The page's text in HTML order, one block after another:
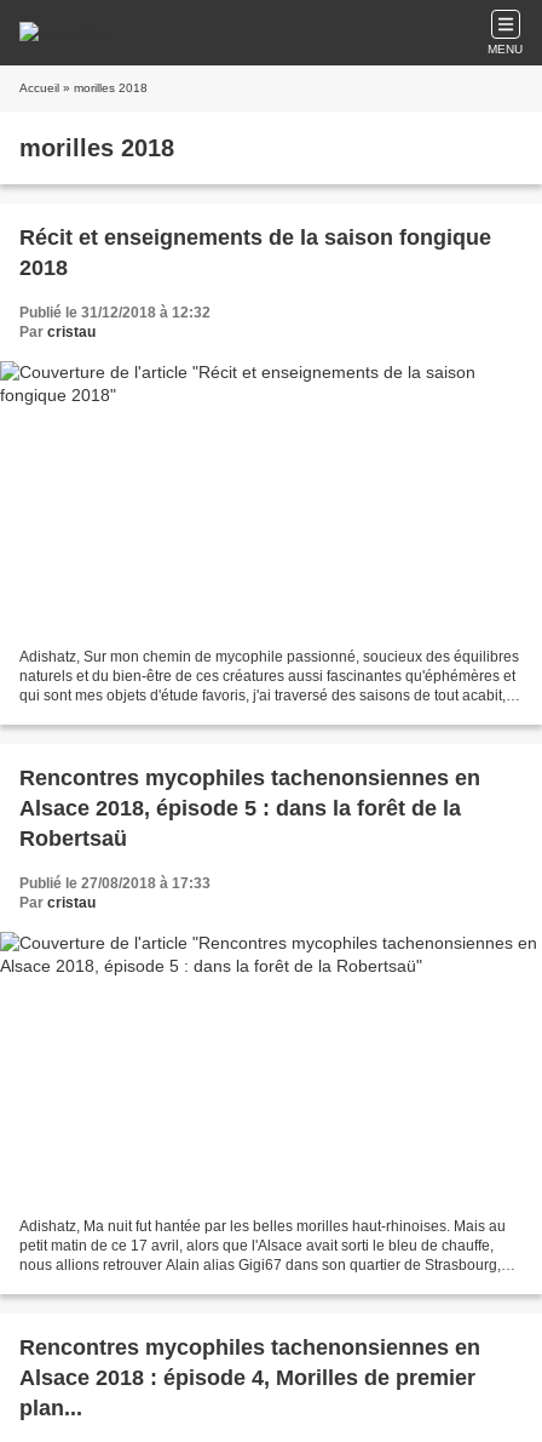
MENU
Accueil » morilles 2018
morilles 2018
Récit et enseignements de la saison fongique
2018
Publié le 31/12/2018 à 12:32
Par cristau
Adishatz, Sur mon chemin de mycophile passionné, soucieux des équilibres
naturels et du bien-être de ces créatures aussi fascinantes qu'éphémères et
qui sont mes objets d'étude favoris, j'ai traversé des saisons de tout acabit,
Rencontres mycophiles tachenonsiennes en
Alsace 2018, épisode 5 : dans la forêt de la
Robertsaü
Publié le 27/08/2018 à 17:33
Par cristau
Adishatz, Ma nuit fut hantée par les belles morilles haut-rhinoises. Mais au
petit matin de ce 17 avril, alors que l'Alsace avait sorti le bleu de chauffe,
nous allions retrouver Alain alias Gigi67 dans son quartier de Strasbourg,
Rencontres mycophiles tachenonsiennes en
Alsace 2018 : épisode 4, Morilles de premier
plan...